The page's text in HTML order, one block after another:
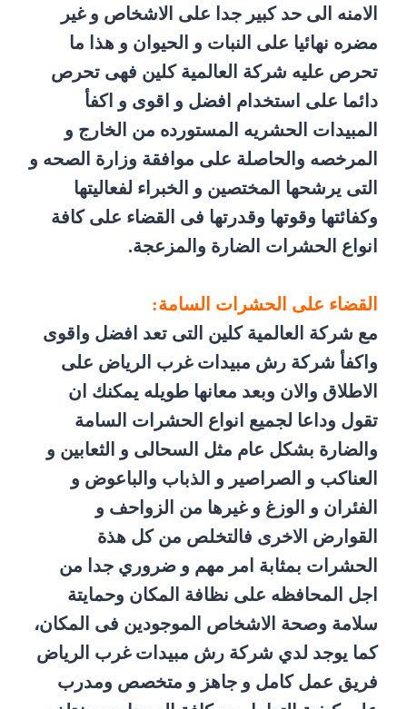
الامنه الى حد كبير جدا على الاشخاص و غير
مضره نهائيا على النبات و الحيوان و هذا ما
تحرص عليه شركة العالمية كلين فهى تحرص
دائما على استخدام افضل و اقوى و اكفأ
المبيدات الحشريه المستورده من الخارج و
المرخصه والحاصلة على موافقة وزارة الصحه و
التى يرشحها المختصين و الخبراء لفعاليتها
وكفائتها وقوتها وقدرتها فى القضاء على كافة
انواع الحشرات الضارة والمزعجة.
القضاء على الحشرات السامة:
مع شركة العالمية كلين التى تعد افضل واقوى
واكفأ شركة رش مبيدات غرب الرياض على
الاطلاق والان وبعد معانها طويله يمكنك ان
تقول وداعا لجميع انواع الحشرات السامة
والضارة بشكل عام مثل السحالى و الثعابين و
العناكب و الصراصير و الذباب والباعوض و
الفئران و الوزغ و غيرها من الزواحف و
القوارض الاخرى فالتخلص من كل هذة
الحشرات بمثابة امر مهم و ضروري جدا من
اجل المحافظه على نظافة المكان وحمايتة
سلامة وصحة الاشخاص الموجودين فى المكان،
كما يوجد لدي شركة رش مبيدات غرب الرياض
فريق عمل كامل و جاهز و متخصص ومدرب